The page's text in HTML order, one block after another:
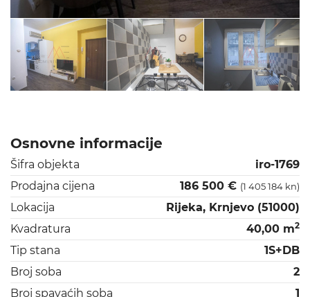
Osnovne informacije
Šifra objekta
iro-1769
Prodajna cijena
186 500 € (1 405 184 kn)
Lokacija
Rijeka, Krnjevo (51000)
Kvadratura
40,00 m2
Tip stana
1S+DB
Broj soba
2
Broj spavaćih soba
1